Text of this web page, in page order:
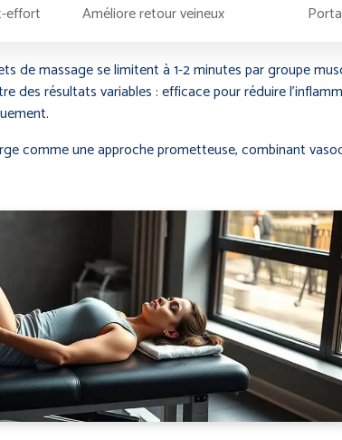
effort Améliore retour veineux
de massage se limitent à 1-2 minutes par groupe
des résultats variables : efficace pour réduire
comme une approche prometteuse, combinant